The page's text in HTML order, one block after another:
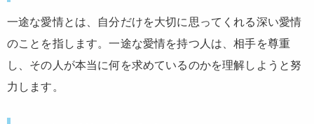
一途な愛情とは、自分だけを大切に思ってくれる深い愛情
のことを指します。一途な愛情を持つ人は、相手を尊重
し、その人が本当に何を求めているのかを理解しようと努
力します。